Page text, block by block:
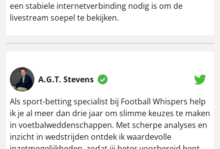
een stabiele internetverbinding nodig is om de
livestream soepel te bekijken.
A.G.T. Stevens
Als sport-betting specialist bij Football Whispers help
ik je al meer dan drie jaar om slimme keuzes te maken
in voetbalweddenschappen. Met scherpe analyses en
inzicht in wedstrijden ontdek ik waardevolle